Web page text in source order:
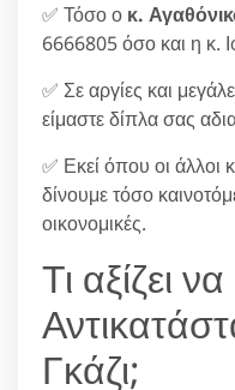
✅ Τόσο ο κ.
6666805 όσο και η κ.
✅ Σε αργίες και
είμαστε δίπλα σας
✅ Εκεί όπου οι άλλοι
δίνουμε τόσο
οικονομικές.
Τι αξίζει
Γκάζι;